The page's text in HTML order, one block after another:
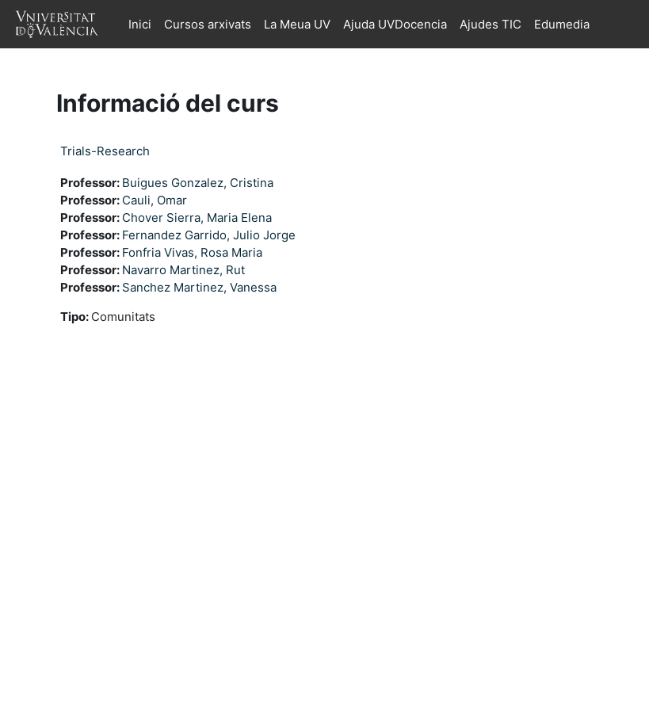
Ves al contingut principal
Inici
Cursos arxivats La Meua UV Ajuda UVDocencia Ajudes TIC Edumedia
Informació del curs
Trials-Research
Professor: Buigues Gonzalez, Cristina
Professor: Cauli, Omar
Professor: Chover Sierra, Maria Elena
Professor: Fernandez Garrido, Julio Jorge
Professor: Fonfria Vivas, Rosa Maria
Professor: Navarro Martinez, Rut
Professor: Sanchez Martinez, Vanessa
Tipo: Comunitats